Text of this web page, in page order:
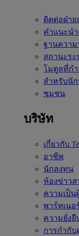
ติดต่อฝ่า
คำแนะน
ฐานความ
สถานะระ
โมดูลที่กำ
สำหรับนั
ชุมชน
บริษัท
เกี่ยวกับ
อาชีพ
นักลงทุน
ห้องข่าวส
ความเป็น
พาร์ทเนอ
ความยั่งยื
การกำกับ